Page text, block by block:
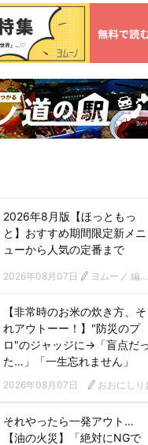
2026年8月版【ほっともっ
と】おすすめ期間限定新メニ
ューから人気の定番まで
2026年08月07日 ヨムーノ 編集部
【非常時のお米の炊き方、そ
れアウトーー！】"防災のプ
ロ"のジャッジに→「盲点だっ
た…」「一生忘れません」
2026年08月07日 おおにしり
それやったら一発アウト…
【油の火災】「絶対にNGで